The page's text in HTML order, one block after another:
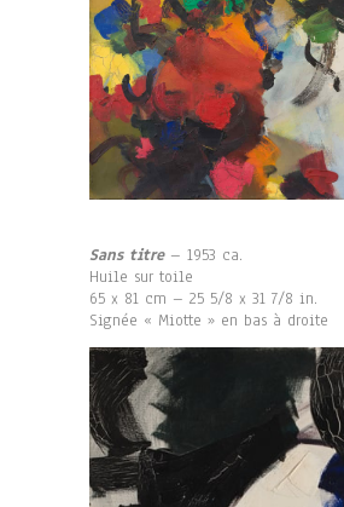
Sans titre– 1953 ca.
Huile sur toile
65 x 81 cm – 25 5/8 x 31 7/8 in.
Signée « Miotte » en bas à droite